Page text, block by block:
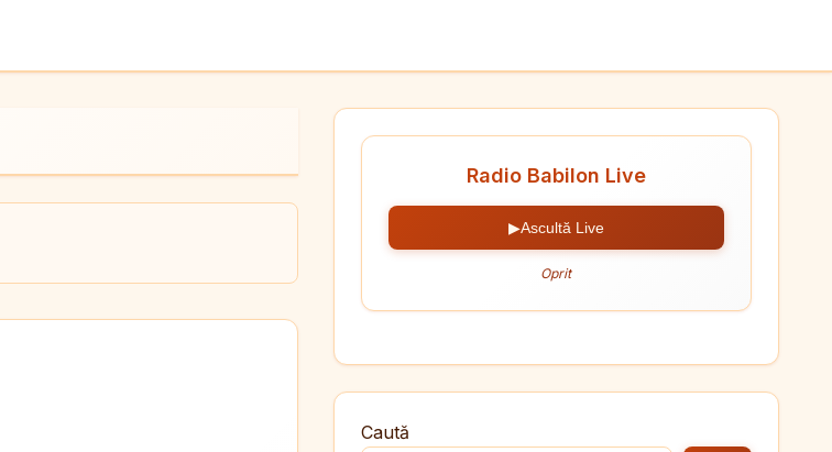
Radio Babilon Live
▶Ascultă Live
Oprit
Caută